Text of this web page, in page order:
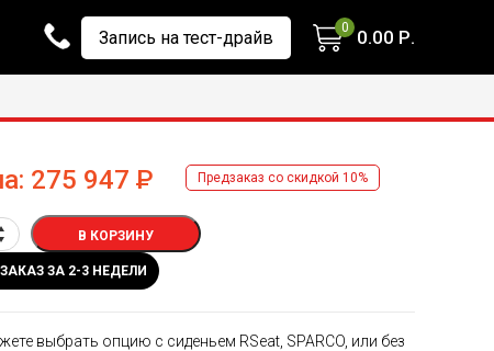
Запись на тест-драйв 0 0.00 Р.
275 947 Р Предзаказ со скидкой 10%
В КОРЗИНУ
ЗА 2-3 НЕДЕЛИ
выбрать опцию с сиденьем RSeat, SPARCO, или без